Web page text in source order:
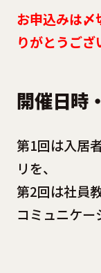
お申込みは〆
りがとうござ
開催日時
第1回は入居
リを、
第2回は社員
コミュニケー